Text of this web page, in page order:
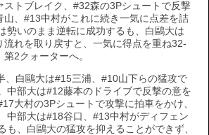
ストブレイク、#32森の3Pシュートで反撃
山、#13中村がこれに続き一気に点差を詰
勢いのまま逆転に成功するも、白鷗大は
流れを取り戻すと、一気に得点を重ね32-
2クォーターへ。
、白鷗大は#15三浦、#10山下らの猛攻で
中部大は#12藤本のドライブで反撃の意を
大村の3Pシュートで攻撃に拍車をかけ、
中部大は#18谷口、#13中村がディフェン
も、白鷗大の猛攻を抑えることができず、